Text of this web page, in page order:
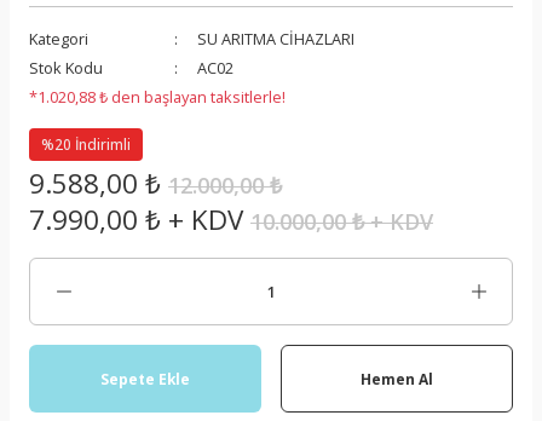
Kategori
SU ARITMA CİHAZLARI
Stok Kodu
AC02
*1.020,88 ₺ den başlayan taksitlerle!
%20 İndirimli
9.588,00 ₺ 12.000,00 ₺
7.990,00 ₺ + KDV 10.000,00 ₺ + KDV
Sepete Ekle Hemen Al